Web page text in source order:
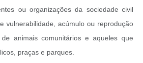
ou organizações da sociedade civil
vulnerabilidade, acúmulo ou reprodução
animais comunitários e aqueles que
praças e parques.